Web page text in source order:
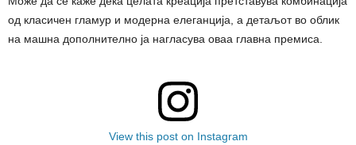
од класичен гламур и модерна елеганција, а детаљот во облик
на машна дополнително ја нагласува оваа главна премиса.
View this post on Instagram